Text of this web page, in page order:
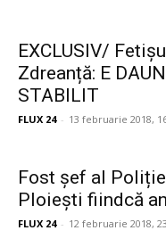
EXCLUSIV/
Zdreanță: E
STABILIT
FLUX 24 - 13 februarie 2018,
Fost șef al
Ploiești fiindcă
FLUX 24 - 12 februarie 2018,